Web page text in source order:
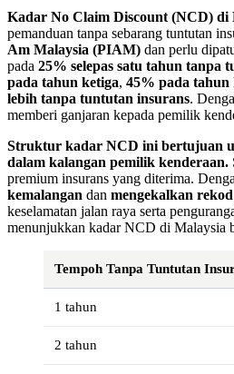
Kadar No Claim Discount (NCD) di
pemanduan tanpa sebarang tuntutan
Am Malaysia (PIAM) dan perlu
pada 25% selepas satu tahun tanpa
pada tahun ketiga, 45% pada tahun
lebih tanpa tuntutan insurans.
memberi ganjaran kepada pemilik
Struktur kadar NCD ini bertujuan
dalam kalangan pemilik kenderaan.
premium insurans yang diterima.
kemalangan dan mengekalkan
keselamatan jalan raya serta
menunjukkan kadar NCD di Malaysia
Tempoh Tanpa Tuntutan
1 tahun
2 tahun